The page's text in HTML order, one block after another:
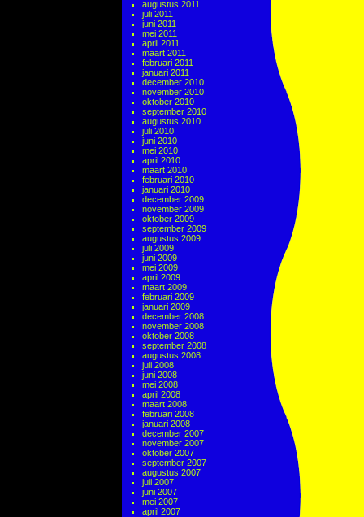
augustus 2011
juli 2011
juni 2011
mei 2011
april 2011
maart 2011
februari 2011
januari 2011
december 2010
november 2010
oktober 2010
september 2010
augustus 2010
juli 2010
juni 2010
mei 2010
april 2010
maart 2010
februari 2010
januari 2010
december 2009
november 2009
oktober 2009
september 2009
augustus 2009
juli 2009
juni 2009
mei 2009
april 2009
maart 2009
februari 2009
januari 2009
december 2008
november 2008
oktober 2008
september 2008
augustus 2008
juli 2008
juni 2008
mei 2008
april 2008
maart 2008
februari 2008
januari 2008
december 2007
november 2007
oktober 2007
september 2007
augustus 2007
juli 2007
juni 2007
mei 2007
april 2007